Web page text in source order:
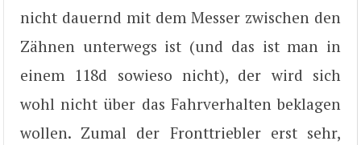
nicht dauernd mit dem Messer zwischen den
Zähnen unterwegs ist (und das ist man in
einem 118d sowieso nicht), der wird sich
wohl nicht über das Fahrverhalten beklagen
wollen. Zumal der Fronttriebler erst sehr,